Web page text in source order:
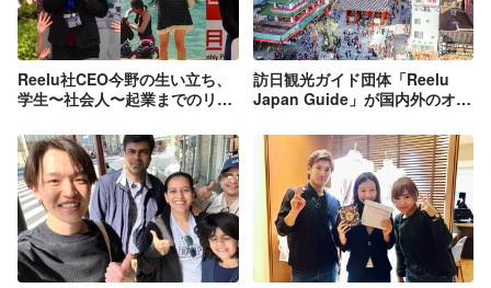
Reelu社CEO今野の生い立ち、
学生〜社会人〜起業までのリア
訪日観光ガイド団体「Reelu
Japan Guide」が国内外のオン
提携を合意